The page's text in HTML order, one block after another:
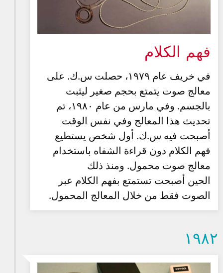
فهم الكلام
في خريف عام ١٩٧٩، حصلت س.ك. على
معالج صوت يتمتع بحجم صغير ليثبت
بالجسم. وفي مارس من عام ١٩٨٠، تم
تحديث هذا المعالج وفي نفس الوقت
أصبحت فيه س.ك. أول شخص يستطيع
فهم الكلام دون قراءة الشفاه باستخدام
معالج صوت محمول. ومنذ ذلك
الحين أصبحت تستمتع بفهم الكلام عبر
الصوت فقط من خلال المعالج المحمول.
۱۹۸۲